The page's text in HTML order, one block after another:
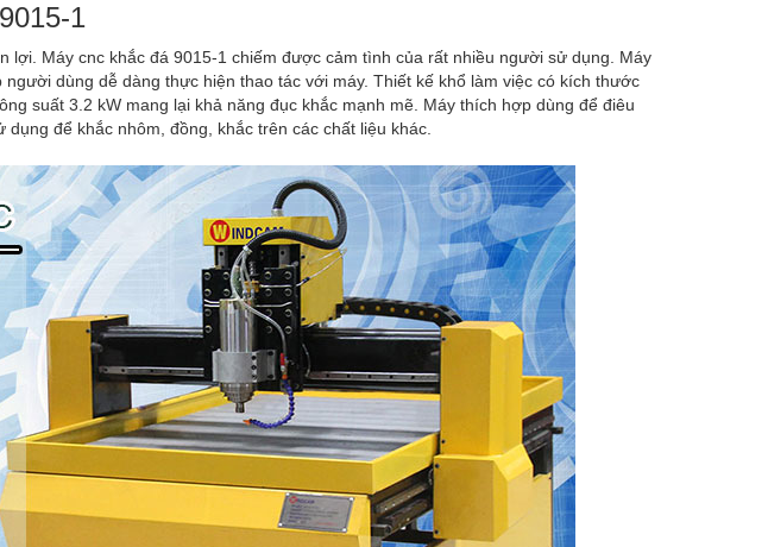
1
lợi. Máy cnc khắc đá 9015-1 chiếm được cảm tình của rất nhiều người sử dụng. Máy
dùng dễ dàng thực hiện thao tác với máy. Thiết kế khổ làm việc có kích thước
suất 3.2 kW mang lại khả năng đục khắc mạnh mẽ. Máy thích hợp dùng để điêu
để khắc nhôm, đồng, khắc trên các chất liệu khác.